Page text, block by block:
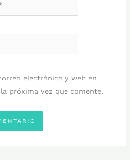
electrónico y web en
próxima vez que comente.